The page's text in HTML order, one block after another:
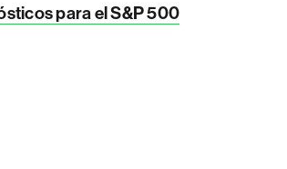
para el S&P 500